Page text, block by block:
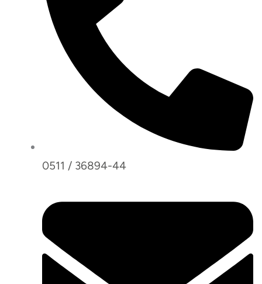
0511 / 36894-44